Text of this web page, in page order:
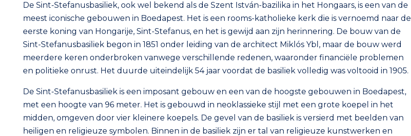
De Sint-Stefanusbasiliek, ook wel bekend als de Szent István-bazilika in het Hongaars, is een van de
meest iconische gebouwen in Boedapest. Het is een rooms-katholieke kerk die is vernoemd naar de
eerste koning van Hongarije, Sint-Stefanus, en het is gewijd aan zijn herinnering. De bouw van de
Sint-Stefanusbasiliek begon in 1851 onder leiding van de architect Miklós Ybl, maar de bouw werd
meerdere keren onderbroken vanwege verschillende redenen, waaronder financiële problemen
en politieke onrust. Het duurde uiteindelijk 54 jaar voordat de basiliek volledig was voltooid in 1905.
De Sint-Stefanusbasiliek is een imposant gebouw en een van de hoogste gebouwen in Boedapest,
met een hoogte van 96 meter. Het is gebouwd in neoklassieke stijl met een grote koepel in het
midden, omgeven door vier kleinere koepels. De gevel van de basiliek is versierd met beelden van
heiligen en religieuze symbolen. Binnen in de basiliek zijn er tal van religieuze kunstwerken en